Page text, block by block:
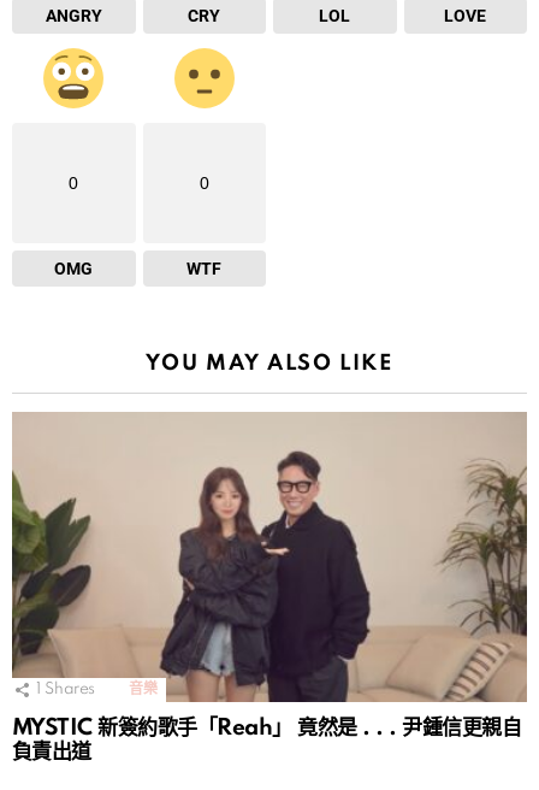
ANGRY CRY LOL LOVE
0
OMG
0
WTF
YOU MAY ALSO LIKE
Shares 音樂
MYSTIC 新簽約歌手「Reah」 竟然是 . . . 尹鍾信更親自
負責出道